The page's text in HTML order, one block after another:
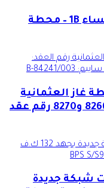
أعمال الحفر الاتجاهي (T/B) – الأحساء 1B – محطة
محطة غاز العثمانية
رقم العقد: 44258/00 (IK) بي آي: 8266 و8270 رقم عقد
00 - توصيلات شبكة جديدة